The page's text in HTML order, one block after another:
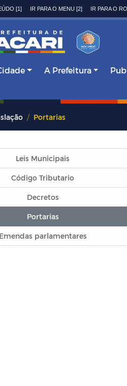
[1] IR PARA O MENU [2] IR PARA O
A Prefeitura
Portarias
Leis Municipais
Código Tributario
Decretos
Portarias
Emendas parlamentares